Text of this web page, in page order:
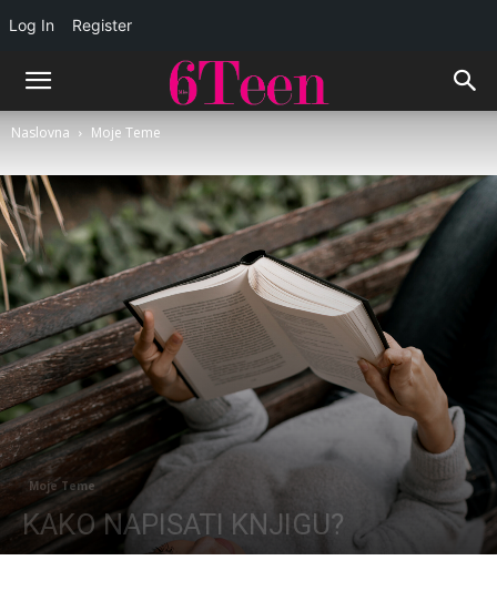
Naslovna Moje Teme
Moje Teme
KAKO NAPISATI KNJIGU?
Log In Register